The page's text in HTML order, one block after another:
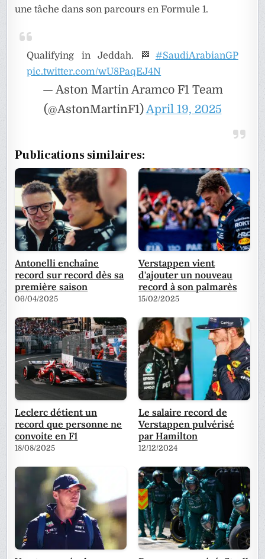
une tâche dans son parcours en Formule 1.
Qualifying in Jeddah. 🏁 #SaudiArabianGP
pic.twitter.com/wU8PaqEJ4N
— Aston Martin Aramco F1 Team
(@AstonMartinF1)April 19, 2025
Publications similaires:
Antonelli enchaîne
record sur record dès sa
première saison
06/04/2025
Verstappen vient
d'ajouter un nouveau
record à son palmarès
15/02/2025
Leclerc détient un
record que personne ne
convoite en F1
18/08/2025
Le salaire record de
Verstappen pulvérisé
par Hamilton
12/12/2024